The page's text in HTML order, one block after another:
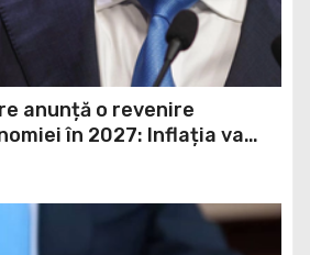
anunță o revenire
în 2027: Inflația va